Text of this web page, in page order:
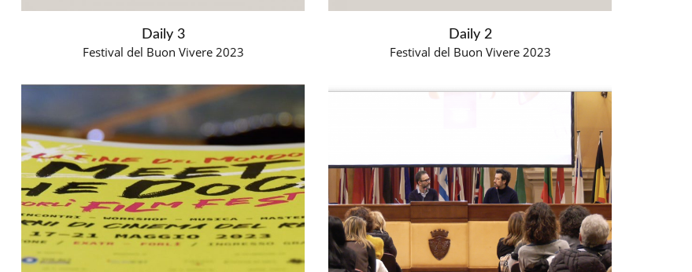
Daily 3
Festival del Buon Vivere 2023
Daily 2
Festival del Buon Vivere 2023